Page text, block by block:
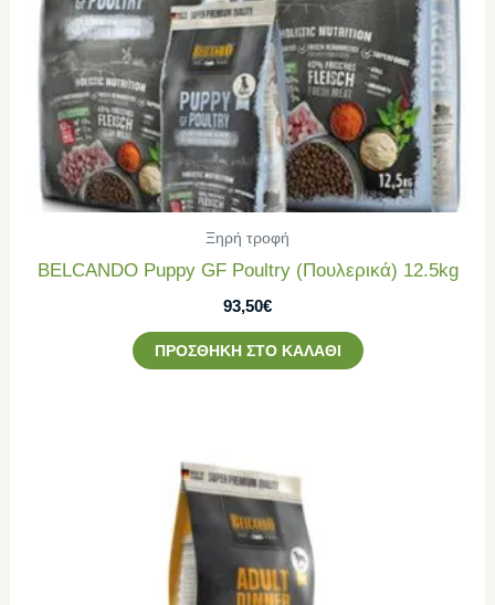
Ξηρή τροφή
BELCANDO Puppy GF Poultry (Πουλερικά) 12.5kg
93,50€
ΠΡΟΣΘΉΚΗ ΣΤΟ ΚΑΛΆΘΙ